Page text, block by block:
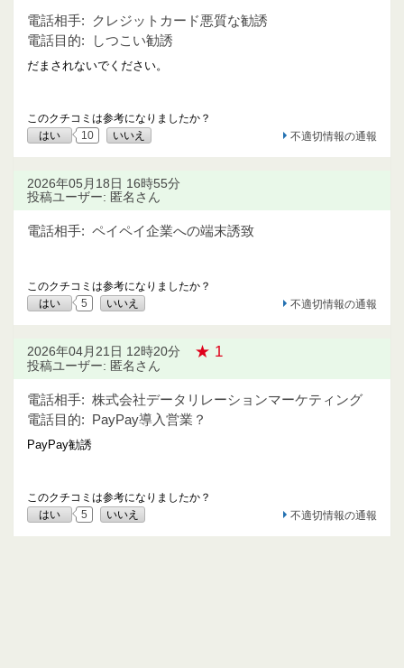
電話相手:
クレジットカード悪質な勧誘
電話目的:
しつこい勧誘
だまされないでください。
このクチコミは参考になりましたか？
はい
10 いいえ 不適切情報の通報
2026年05月18日 16時55分
投稿ユーザー: 匿名さん
電話相手: ペイペイ企業への端末誘致
このクチコミは参考になりましたか？
はい
5 いいえ 不適切情報の通報
2026年04月21日 12時20分 ★ 1
投稿ユーザー: 匿名さん
電話相手: 株式会社データリレーションマーケティング
電話目的: PayPay導入営業？
PayPay勧誘
このクチコミは参考になりましたか？
はい
5 いいえ 不適切情報の通報